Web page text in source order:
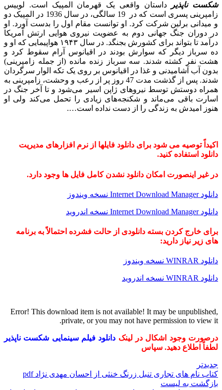
شکست ناپذیر
داستان واقعی یک قهرمان المپیک است. لوییس
زامپرینی پسری است که در 19 سالگی، در سال 1936 در المپیک دو
و میدانی برلین شرکت کرد. او توانست مقام اول را بدست آورد. او
در دوران جنگ جهانی دوم به عضویت نیروی هوایی ارتش آمریکا
درآمد تا بتواند برای کشورش بجنگد. در سال ۱۹۴۳ هواپیمایی که او و
ده سرباز دیگر که سوارش بودند در اقیانوس آرام سقوط کرد و
هشت نفر کشته شدند. سه سرباز زنده مانده (از جمله زامپرینی)
بدون آب آشامیدنی و غذا در اقیانوس بر روی یک تکه الوار سرگردان
شدند. پس از گذشت مدت 47 روز پر از رعب و وحشت، زامپرینی به
همراه دوستش توسط نیروهای ژاپن اسیر می‌شود و تا آخر جنگ در
اسارت باقی می‌ماند و شکنجه‌های زیادی را تحمل می‌کند ولی او
هنوز امیدش به زندگی را از دست نداده است….
اکیداً توصیه می شود برای دانلود فایلها از نرم افزارهای مدیریت
دانلود استفاده کنید.
در غیر اینصورت امکان دانلود نشدن کامل فایل ها وجود دارد.
دانلود Internet Download Manager نسخه ویندوز
دانلود Internet Download Manager نسخه اندروید
برای خارج کردن بسته دانلودی از حالت فشرده احتمالاً به برنامه
های زیر نیاز دارید:
دانلود WINRAR نسخه ویندوز
دانلود WINRAR نسخه اندروید
Error! This download item is not available! It may be unpublished,
private, or you may not have permission to view it.
درصورت وجود اشکال در لینک دانلود فیلم سینمایی شکست ناپذیر
لطفاً اطلاع دهید. سپاس
جدیدتر
کتاب نام های تجاری تنبل زرنگ خنثی از احسان مهدی نژاد pdf
بازگشت به لیست